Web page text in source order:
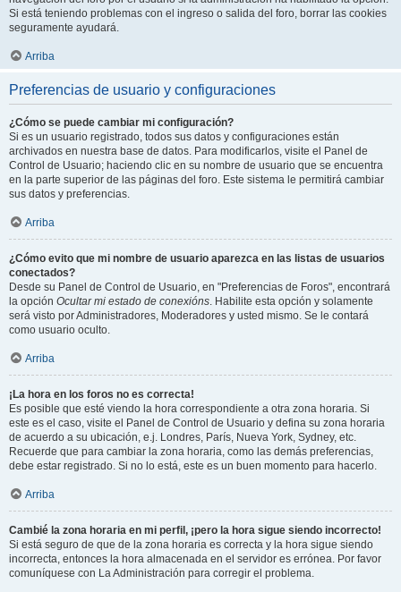
Si está teniendo problemas con el ingreso o salida del foro, borrar las cookies
seguramente ayudará.
Arriba
Preferencias de usuario y configuraciones
¿Cómo se puede cambiar mi configuración?
Si es un usuario registrado, todos sus datos y configuraciones están
archivados en nuestra base de datos. Para modificarlos, visite el Panel de
Control de Usuario; haciendo clic en su nombre de usuario que se encuentra
en la parte superior de las páginas del foro. Este sistema le permitirá cambiar
sus datos y preferencias.
Arriba
¿Cómo evito que mi nombre de usuario aparezca en las listas de usuarios
conectados?
Desde su Panel de Control de Usuario, en "Preferencias de Foros", encontrará
la opción Ocultar mi estado de conexións. Habilite esta opción y solamente
será visto por Administradores, Moderadores y usted mismo. Se le contará
como usuario oculto.
Arriba
¡La hora en los foros no es correcta!
Es posible que esté viendo la hora correspondiente a otra zona horaria. Si
este es el caso, visite el Panel de Control de Usuario y defina su zona horaria
de acuerdo a su ubicación, e.j. Londres, París, Nueva York, Sydney, etc.
Recuerde que para cambiar la zona horaria, como las demás preferencias,
debe estar registrado. Si no lo está, este es un buen momento para hacerlo.
Arriba
Cambié la zona horaria en mi perfil, ¡pero la hora sigue siendo incorrecto!
Si está seguro de que de la zona horaria es correcta y la hora sigue siendo
incorrecta, entonces la hora almacenada en el servidor es errónea. Por favor
comuníquese con La Administración para corregir el problema.